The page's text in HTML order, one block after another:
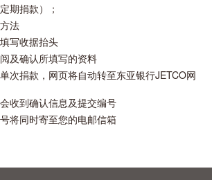
期捐款）；
法
写收据抬头
及确认所填写的资料
次捐款，网页将自动转至东亚银行JETCO网
收到确认信息及提交编号
将同时寄至您的电邮信箱